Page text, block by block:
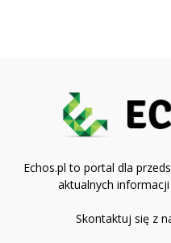
Echos.pl to portal dla
aktualnych
Skontaktuj się z